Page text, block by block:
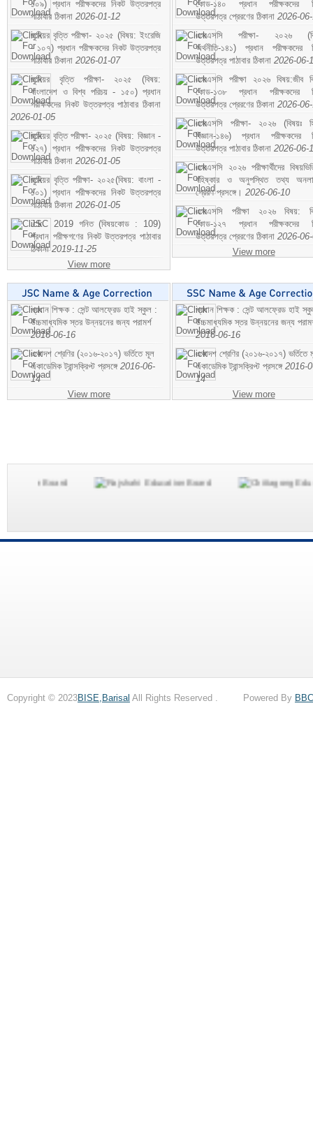
১০৯) প্রধান পরীক্ষকদের নিকট উত্তরপত্র
পাঠাবার ঠিকানা 2026-01-12
জুনিয়র বৃত্তি পরীক্ষা- ২০২৫ (বিষয়: ইংরেজি
- ১০৭) প্রধান পরীক্ষকদের নিকট উত্তরপত্র
পাঠাবার ঠিকানা 2026-01-07
জুনিয়র বৃত্তি পরীক্ষা- ২০২৫ (বিষয়:
বাংলাদেশ ও বিশ্ব পরিচয় - ১৫০) প্রধান
পরীক্ষকদের নিকট উত্তরপত্র পাঠাবার ঠিকানা
2026-01-05
জুনিয়র বৃত্তি পরীক্ষা- ২০২৫ (বিষয়: বিজ্ঞান -
১২৭) প্রধান পরীক্ষকদের নিকট উত্তরপত্র
পাঠাবার ঠিকানা 2026-01-05
জুনিয়র বৃত্তি পরীক্ষা- ২০২৫(বিষয়: বাংলা -
১০১) প্রধান পরীক্ষকদের নিকট উত্তরপত্র
পাঠাবার ঠিকানা 2026-01-05
JSC 2019 গনিত (বিষয়কোড : 109)
প্রধান পরীক্ষগণের নিকট উত্তরপত্র পাঠাবার
ঠিকানা2019-11-25
View more
কোড-১৪০ প্রধান পরীক্ষকদের
উত্তরপত্র প্রেরণের ঠিকানা 2026-
এসএসসি পরীক্ষা- ২০২৬
অর্থনীতি-১৪১) প্রধান পরীক্ষকদের
উত্তরপত্র পাঠাবার ঠিকানা 2026-06-
এসএসসি পরীক্ষা ২০২৬ বিষয়:জীব
কোড-১৩৮ প্রধান পরীক্ষকদের
উত্তরপত্র প্রেরণের ঠিকানা 2026-
এসএসসি পরীক্ষা- ২০২৬ (বিষয়ঃ
বিজ্ঞান-১৪৬) প্রধান পরীক্ষকদের
উত্তরপত্র পাঠাবার ঠিকানা 2026-06-
এসএসসি ২০২৬ পরীক্ষার্থীদের
বহিষ্কার ও অনুপস্থিত তথ্য
প্রেরণ প্রসঙ্গে। 2026-06-10
এসএসসি পরীক্ষা ২০২৬ বিষয়:
কোড-১২৭ প্রধান পরীক্ষকদের
উত্তরপত্র প্রেরণের ঠিকানা 2026-
View more
প্রধান শিক্ষক : সেন্ট আলফ্রেড হাই স্কুল :
উচ্চমাধ্যমিক স্তর উন্নয়নের জন্য পরামর্শ
2016-06-16
একাদশ শ্রেণির (২০১৬-২০১৭) ভর্তিতে মূল
একাডেমিক ট্রান্সক্রিপ্ট প্রসঙ্গে 2016-06-
14
View more
প্রধান শিক্ষক : সেন্ট আলফ্রেড হাই
উচ্চমাধ্যমিক স্তর উন্নয়নের জন্য
2016-06-16
একাদশ শ্রেণির (২০১৬-২০১৭) ভর্তিতে
একাডেমিক ট্রান্সক্রিপ্ট প্রসঙ্গে 2016-
14
View more
Copyright © 2023BISE,Barisal All Rights Reserved . Powered By